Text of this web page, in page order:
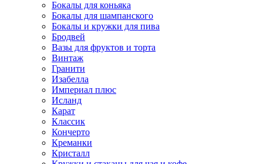
Бокалы для коньяка
Бокалы для шампанского
Бокалы и кружки для пива
Бродвей
Вазы для фруктов и торта
Винтаж
Гранити
Изабелла
Империал плюс
Исланд
Карат
Классик
Кончерто
Креманки
Кристалл